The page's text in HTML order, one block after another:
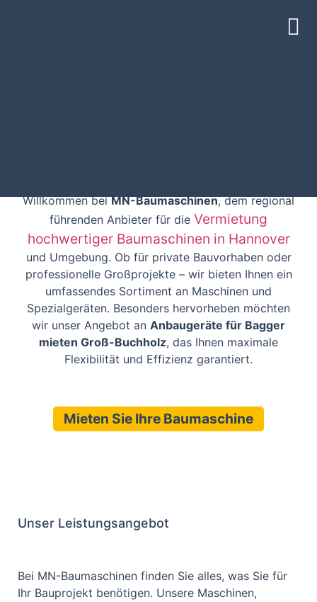
Anbaugeräte für Bagger mieten in Groß-
Willkommen beiMN-Baumaschinen, dem regional
führenden Anbieter für die Vermietung
hochwertiger Baumaschinen in Hannover
und Umgebung. Ob für private Bauvorhaben oder
professionelle Großprojekte – wir bieten Ihnen ein
umfassendes Sortiment an Maschinen und
Spezialgeräten. Besonders hervorheben möchten
wir unser Angebot an Anbaugeräte für Bagger
mieten Groß-Buchholz, das Ihnen maximale
Flexibilität und Effizienz garantiert.
Mieten Sie Ihre Baumaschine
Unser Leistungsangebot
Bei MN-Baumaschinen finden Sie alles, was Sie für
Ihr Bauprojekt benötigen. Unsere Maschinen,